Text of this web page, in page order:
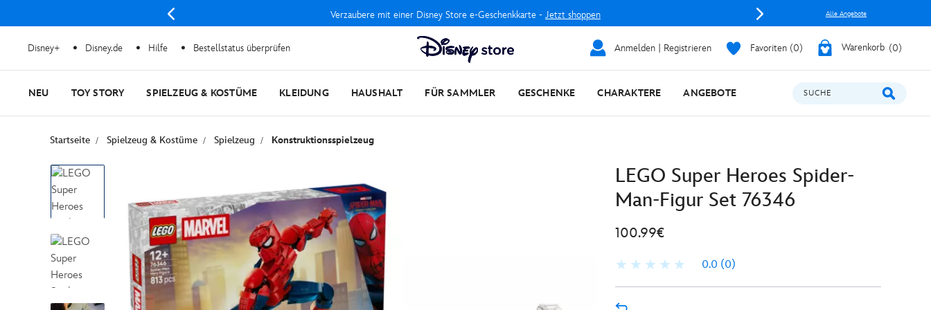
Verzaubere mit einer Disney Store e-Geschenkkarte - Jetzt shoppen Alle Angebote
Disney+ Disney.de Hilfe Bestellstatus überprüfen Anmelden | Registrieren Favoriten 0 Warenkorb 0
NEU TOY STORY SPIELZEUG & KOSTÜME KLEIDUNG HAUSHALT FÜR SAMMLER GESCHENKE CHARAKTERE ANGEBOTE SUCHE
Startseite Spielzeug & Kostüme Spielzeug Konstruktionsspielzeug
LEGO Super Heroes Spider-
Man-Figur Set 76346
100.99€
0.0 (0)